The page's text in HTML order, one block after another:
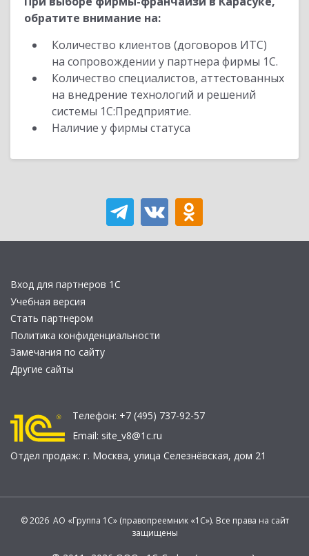
обратите внимание на:
Количество клиентов (договоров ИТС)
на сопровождении у партнера фирмы 1С.
Количество специалистов, аттестованных
на внедрение технологий и решений
системы 1С:Предприятие.
Наличие у фирмы статуса
Вход для партнеров 1С
Учебная версия
Стать партнером
Политика конфиденциальности
Замечания по сайту
Другие сайты
Телефон: +7 (495) 737-92-57
Email: site_v8@1c.ru
Отдел продаж: г. Москва, улица Селезнёвская, дом 21
© 2026 АО «Группа 1С» (правопреемник «1С»). Все права на сайт
защищены